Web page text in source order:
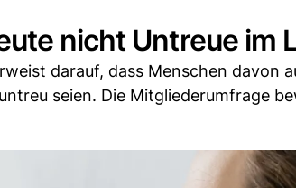
nicht Untreue im
darauf, dass Menschen davon
seien. Die Mitgliederumfrage